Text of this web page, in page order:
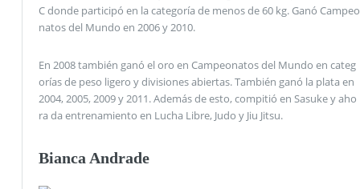
C donde participó en la categoría de menos de 60 kg. Ganó Campeo
natos del Mundo en 2006 y 2010.
En 2008 también ganó el oro en Campeonatos del Mundo en categ
orías de peso ligero y divisiones abiertas. También ganó la plata en
2004, 2005, 2009 y 2011. Además de esto, compitió en Sasuke y aho
ra da entrenamiento en Lucha Libre, Judo y Jiu Jitsu.
Bianca Andrade